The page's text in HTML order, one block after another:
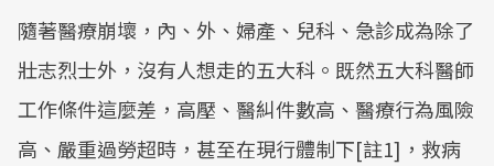
隨著醫療崩壞，內、外、婦產、兒科、急診成為除了
壯志烈士外，沒有人想走的五大科。既然五大科醫師
工作條件這麼差，高壓、醫糾件數高、醫療行為風險
高、嚴重過勞超時，甚至在現行體制下[註1]，救病